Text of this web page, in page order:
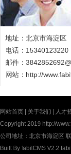
地址：北京市海淀区
电话：15340123220
邮件：
网站： http://
网站首页 关于我们 人才
Copyright 2019 http://
公司地址：北京市海淀区
Built By fabitCMS V2.2